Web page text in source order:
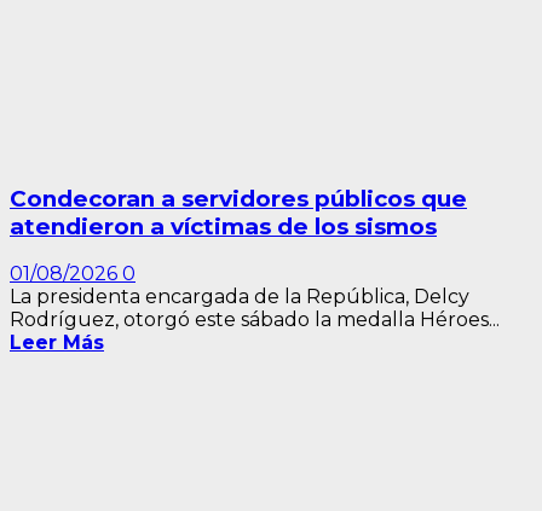
Condecoran a servidores públicos que
atendieron a víctimas de los sismos
01/08/2026 0
La presidenta encargada de la República, Delcy
Rodríguez, otorgó este sábado la medalla Héroes...
Leer Más